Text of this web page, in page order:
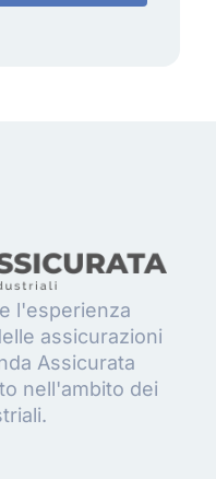
l'esperienza
assicurazioni
Assicurata
nell'ambito dei